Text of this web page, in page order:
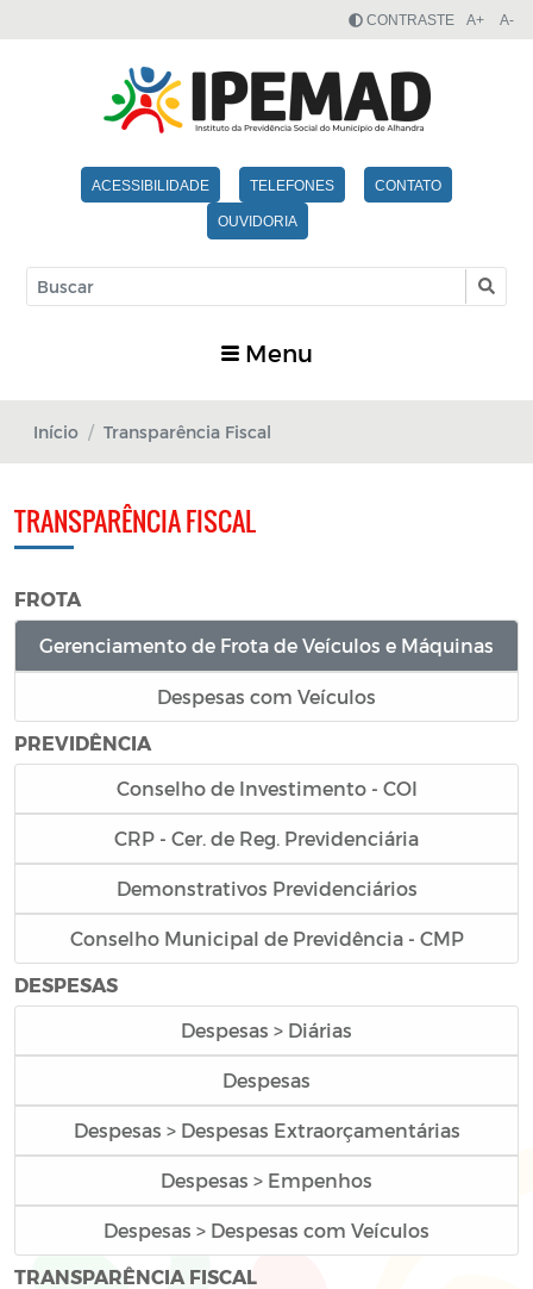
ACESSIBILIDADE TELEFONES CONTATO
OUVIDORIA
CONTRASTE A+ A-
Menu
Início Transparência Fiscal
TRANSPARÊNCIA FISCAL
FROTA
Gerenciamento de Frota de Veículos e Máquinas
Despesas com Veículos
PREVIDÊNCIA
Conselho de Investimento - COI
CRP - Cer. de Reg. Previdenciária
Demonstrativos Previdenciários
Conselho Municipal de Previdência - CMP
DESPESAS
Despesas > Diárias
Despesas
Despesas > Despesas Extraorçamentárias
Despesas > Empenhos
Despesas > Despesas com Veículos
TRANSPARÊNCIA FISCAL